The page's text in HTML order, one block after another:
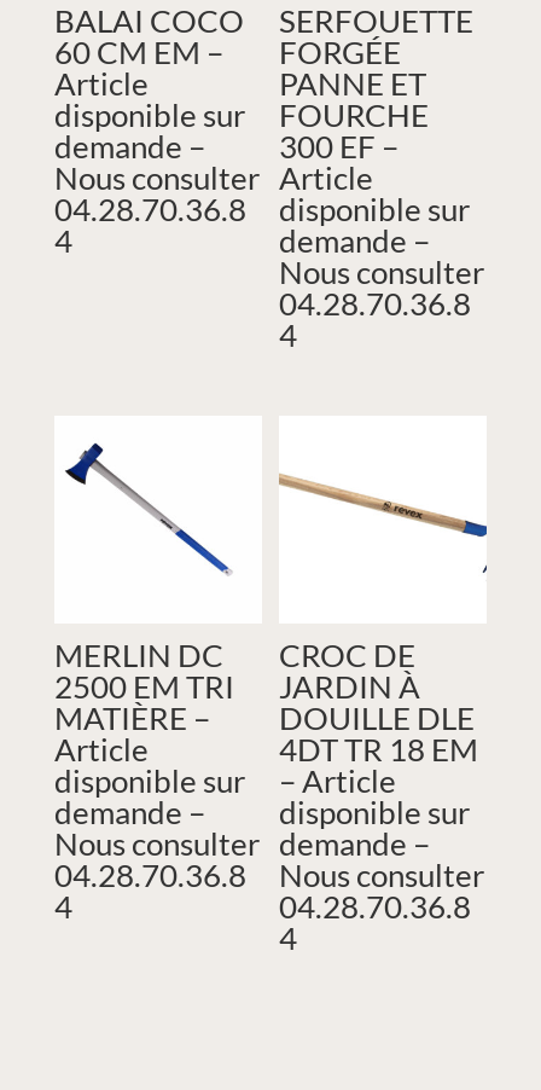
BALAI COCO
60 CM EM –
Article
disponible sur
demande –
Nous consulter
04.28.70.36.8
4
SERFOUETTE
FORGÉE
PANNE ET
FOURCHE
300 EF –
Article
disponible sur
demande –
Nous consulter
04.28.70.36.8
4
MERLIN DC
2500 EM TRI
MATIÈRE –
Article
disponible sur
demande –
Nous consulter
04.28.70.36.8
4
CROC DE
JARDIN À
DOUILLE DLE
4DT TR 18 EM
– Article
disponible sur
demande –
Nous consulter
04.28.70.36.8
4